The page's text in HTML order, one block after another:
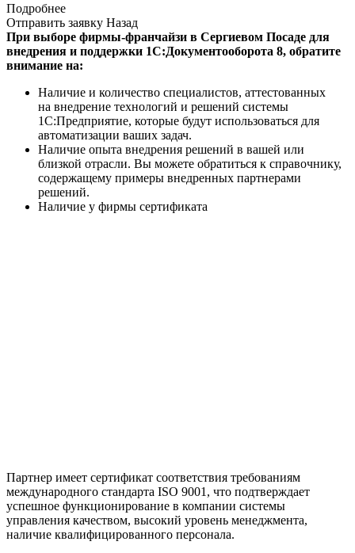
Подробнее
Отправить заявку Назад
При выборе фирмы-франчайзи в Сергиевом Посаде для
внедрения и поддержки 1С:Документооборота 8, обратите
внимание на:
Наличие и количество специалистов, аттестованных
на внедрение технологий и решений системы
1С:Предприятие, которые будут использоваться для
автоматизации ваших задач.
Наличие опыта внедрения решений в вашей или
близкой отрасли. Вы можете обратиться к справочнику,
содержащему примеры внедренных партнерами
решений.
Наличие у фирмы сертификата
Партнер имеет сертификат соответствия требованиям
международного стандарта ISO 9001, что подтверждает
успешное функционирование в компании системы
управления качеством, высокий уровень менеджмента,
наличие квалифицированного персонала.